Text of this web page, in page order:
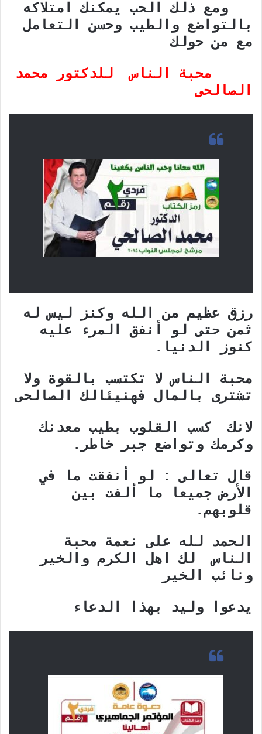
ومع ذلك الحب يمكنك امتلاكه
بالتواضع والطيب وحسن التعامل
مع من حولك
محبة الناس للدكتور محمد
الصالحى
رزق عظيم من الله وكنز ليس له
ثمن حتى لو أنفق المرء عليه
كنوز الدنيا.
محبة الناس لا تكتسب بالقوة ولا
تشترى بالمال فهنيئالك الصالحى
لانك كسب القلوب بطيب معدنك
وكرمك وتواضع جبر خاطر.
قال تعالى : لو أنفقت ما في
الأرض جميعا ما ألفت بين
قلوبهم.
الحمد لله على نعمة محبة
الناس لك اهل الكرم والخير
ونائب الخير
يدعوا وليد بهذا الدعاء